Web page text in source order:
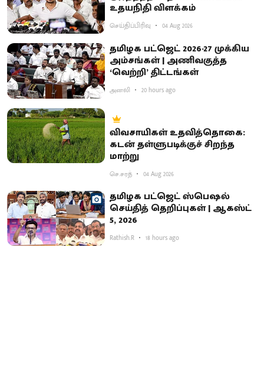
உதயநிதி விளக்கம்
செய்திப்பிரிவு 04 Aug 2026
தமிழக பட்ஜெட் 2026-27 முக்கிய
அம்சங்கள் | அணிவகுத்த
‘வெற்றி’ திட்டங்கள்
அனலி 20 hours ago
விவசாயிகள் உதவித்தொகை:
கடன் தள்ளுபடிக்குச் சிறந்த
மாற்று
செ.சரத் 04 Aug 2026
தமிழக பட்ஜெட் ஸ்பெஷல்
செய்தித் தெறிப்புகள் | ஆகஸ்ட்
5, 2026
Rathish.R 18 hours ago